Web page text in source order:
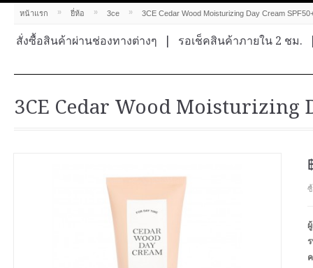
หน้าแรก » ยี่ห้อ » 3ce » 3CE Cedar Wood Moisturizing Day Cream
สั่งซื้อสินค้าผ่านช่องทางต่างๆ รอเช็คสินค้าภายใน 2 ชม.
3CE Cedar Wood Moisturizing